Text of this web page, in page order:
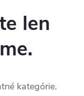
len
kategórie.